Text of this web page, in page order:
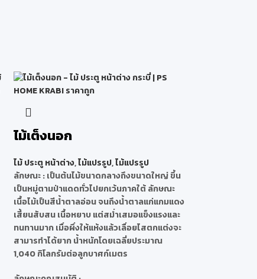
ไม้เต็งนอก
ไม้ ประตู หน้าต่าง,ไม้แปรรูป,ไม้แปรรูป
ลักษณะ: เป็นต้นไม้ขนาดกลางถึงขนาดใหญ่ ขึ้น
เป็นหมู่ตามป่าแดดทั่วไปยกเว้นภาคใต้ ลักษณะ
เนื้อไม้เป็นสีน้ำตาลอ่อน จนถึงน้ำตาลแก่แกมแดง
เสี้ยนสับสน เนื้อหยาบ แต่สม่ำเสมอแข็งแรงและ
ทนทานมาก เมื่อผึ่งให้แห้งแล้วเลื่อยไสตกแต่งจะ
สามารทำได้ยาก น้ำหนักโดยเฉลี่ยประมาณ
1,040 กิโลกรัมต่อลูกบาศก์เมตร